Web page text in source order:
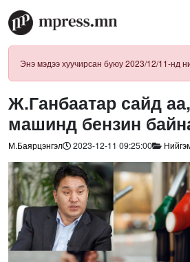
Энэ мэдээ хуучирсан буюу 2023/12/11-нд
Ж.Ганбаатар сайд
машинд бензин
М.Баярцэнгэл 2023-12-11 09:25:00